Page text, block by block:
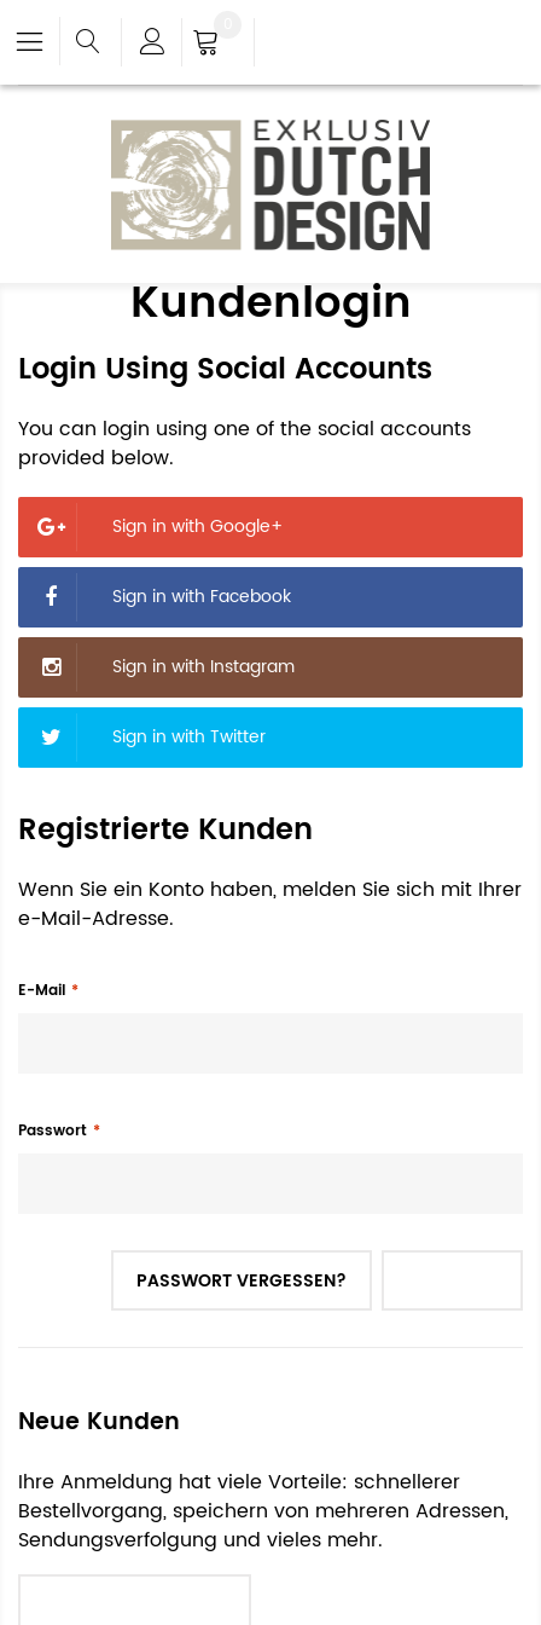
Kundenlogin
Login Using Social Accounts
You can login using one of the social accounts
provided below.
Sign in with Google+
Sign in with Facebook
Sign in with Instagram
Sign in with Twitter
Registrierte Kunden
Wenn Sie ein Konto haben, melden Sie sich mit Ihrer
e-Mail-Adresse.
E-Mail
Passwort
PASSWORT VERGESSEN?
Neue Kunden
Ihre Anmeldung hat viele Vorteile: schnellerer
Bestellvorgang, speichern von mehreren Adressen,
Sendungsverfolgung und vieles mehr.